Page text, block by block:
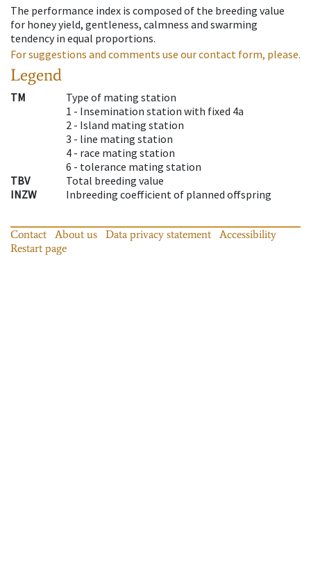
The performance index is composed of the breeding value
for honey yield, gentleness, calmness and swarming
tendency in equal proportions.
For suggestions and comments use our contact form, please.
Legend
TM
Type of mating station
1 - Insemination station with fixed 4a
2 - Island mating station
3 - line mating station
4 - race mating station
6 - tolerance mating station
TBV
Total breeding value
INZW
Inbreeding coefficient of planned offspring
Contact About us Data privacy statement
Accessibility
Restart page